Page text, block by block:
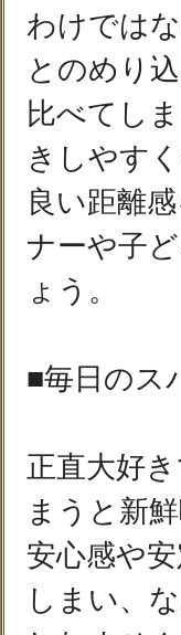
わけでは
とのめり
比べてし
きしやす
良い距離
ナーや子
ょう。
■毎日のス
正直大好
まうと新
安心感や
しまい、